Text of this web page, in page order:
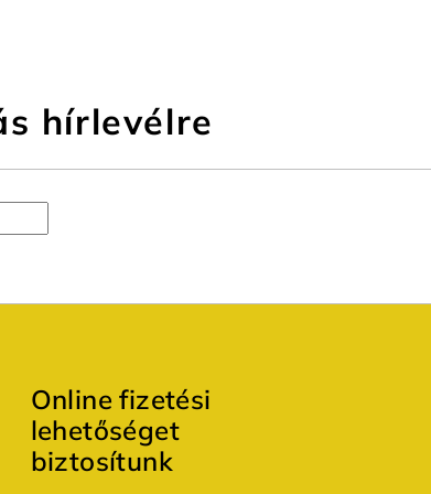
hírlevélre
Online fizetési
lehetőséget
biztosítunk